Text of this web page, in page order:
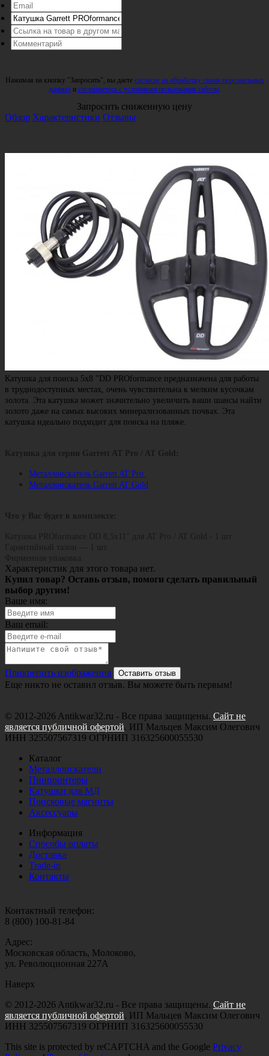
Нажимая на кнопку "Запросить", вы даете согласие на обработку своих персональных
данныхи соглашаетесь с условиями пользования сайтом.
Запросить сниженную цену
Обзор Характеристики Отзывы
Катушка для поиска 5x8 "DD PROformance предназначена для работы
в труднодоступных местах, очень чувствительна к мелким кусочкам
золота. Эта катушка может значительно увеличить ваши шансы найти
золото даже на самых высоких минерализованных почвах. Эта
катушка идеально подходит для поиска на пляже.
Катушка для серии Garrett AT Pro / AT Gold:
Металлоискатель Garrett AT Pro
Металлоискатель Garrett AT Gold
Что у Вас будет в комплекте:
Катушка PROformance DD 8,5x11'' для AT Pro / AT Gold - 1 шт.
Гарантийный талон — 1 шт.
Фирменная упаковка.
Характеристик для этого товара нет.
Купил товар? Оставь отзыв, помоги сделать правильный
выбор другим!
Ваше имя:
Ваш email:
Прикрепить изображения Оставить отзыв
Еще никто не оставил отзыв. Вы можете быть первым!
© 2012-2026 Antikwar32.ru - Все права защищены. Сайт не
является публичной офертой. ИП Мальцев Максим Олегович
ИНН 325507567319 ОГРНИП 316325600055530
Каталог
Металлоискатели
Пинпоинтеры
Катушки для МД
Поисковые магниты
Аксессуары
Информация
Способы оплаты
Доставка
Trade-in
Контакты
Контактный телефон:
8 (800) 100-81-84
Адрес:
Московская область, Молоково,
ул. Революционная 227А
Наверх
© 2012-2026 Antikwar32.ru - Все права защищены. Сайт не
является публичной офертой. ИП Мальцев Максим Олегович
ИНН 325507567319 ОГРНИП 316325600055530
This site is protected by reCAPTCHA and the Google Privacy